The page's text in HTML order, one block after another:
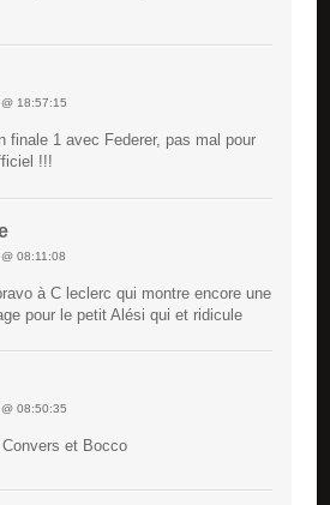
@ 18:57:15
finale 1 avec Federer, pas mal pour
!!!
@ 08:11:08
à C leclerc qui montre encore une
pour le petit Alési qui et ridicule
@ 08:50:35
et Bocco